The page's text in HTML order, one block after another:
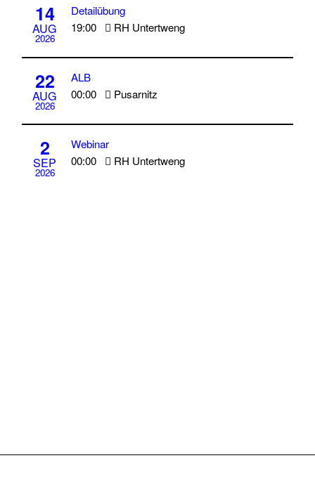
14
AUG
2026
Detailübung
19:00
RH Untertweng
22
AUG
2026
ALB
00:00
Pusarnitz
2
SEP
2026
Webinar
00:00
RH Untertweng